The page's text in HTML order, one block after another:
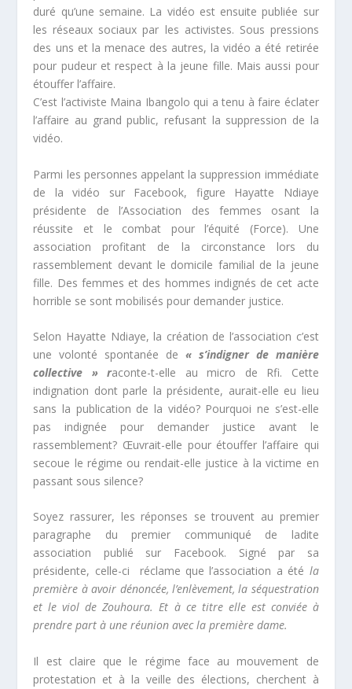
duré qu’une semaine. La vidéo est ensuite publiée sur
les réseaux sociaux par les activistes. Sous pressions
des uns et la menace des autres, la vidéo a été retirée
pour pudeur et respect à la jeune fille. Mais aussi pour
étouffer l’affaire.
C’est l’activiste Maina Ibangolo qui a tenu à faire éclater
l’affaire au grand public, refusant la suppression de la
vidéo.
Parmi les personnes appelant la suppression immédiate
de la vidéo sur Facebook, figure Hayatte Ndiaye
présidente de l’Association des femmes osant la
réussite et le combat pour l’équité (Force). Une
association profitant de la circonstance lors du
rassemblement devant le domicile familial de la jeune
fille. Des femmes et des hommes indignés de cet acte
horrible se sont mobilisés pour demander justice.
Selon Hayatte Ndiaye, la création de l’association c’est
une volonté spontanée de « s’indigner de manière
collective » raconte-t-elle au micro de Rfi. Cette
indignation dont parle la présidente, aurait-elle eu lieu
sans la publication de la vidéo? Pourquoi ne s’est-elle
pas indignée pour demander justice avant le
rassemblement? Œuvrait-elle pour étouffer l’affaire qui
secoue le régime ou rendait-elle justice à la victime en
passant sous silence?
Soyez rassurer, les réponses se trouvent au premier
paragraphe du premier communiqué de ladite
association publié sur Facebook. Signé par sa
présidente, celle-ci réclame que l’association a été la
première à avoir dénoncée, l’enlèvement, la séquestration
et le viol de Zouhoura. Et à ce titre elle est conviée à
prendre part à une réunion avec la première dame.
Il est claire que le régime face au mouvement de
protestation et à la veille des élections, cherchent à